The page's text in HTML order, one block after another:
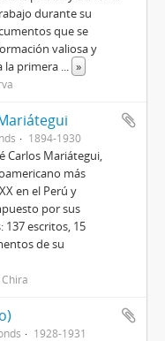
durante su
que se
valiosa y
la primera ... »
1894-1930
Carlos Mariátegui,
más
en el Perú y
por sus
escritos, 15
de su
1928-1931